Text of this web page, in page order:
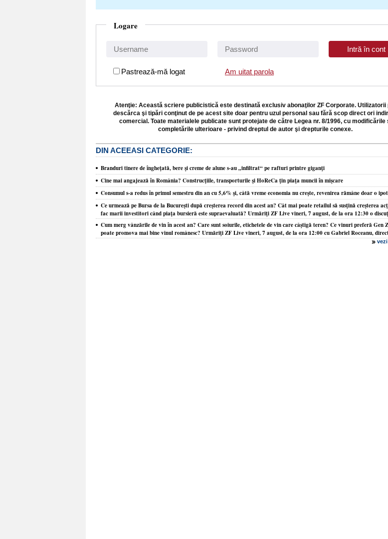
Logare
Pastrează-mă logat Am uitat parola
Atenţie: Această scriere publicistică este destinată exclusiv abonaţilor ZF Corporate. Utilizatorii
descărca şi tipări conţinut de pe acest site doar pentru uzul personal sau fără scop direct ori
comercial. Toate materialele publicate sunt protejate de către Legea nr. 8/1996, cu modificările
completările ulterioare - privind dreptul de autor şi drepturile conexe.
DIN ACEEASI CATEGORIE:
Branduri tinere de îngheţată, bere şi creme de alune s-au „infiltrat“ pe rafturi printre giganţi
Cine mai angajează în România? Construcţiile, transporturile şi HoReCa ţin piaţa muncii în mişcare
Consumul s-a redus în primul semestru din an cu 5,6% şi, câtă vreme economia nu creşte, revenirea rămâne doar o
Ce urmează pe Bursa de la Bucureşti după creşterea record din acest an? Cât mai poate retailul să susţină creşterea
fac marii investitori când piaţa bursieră este supraevaluată? Urmăriţi ZF Live vineri, 7 august, de la ora 12:30 o
Cum merg vânzările de vin în acest an? Care sunt soiurile, etichetele de vin care câştigă teren? Ce vinuri preferă Gen
poate promova mai bine vinul românesc? Urmăriţi ZF Live vineri, 7 august, de la ora 12:00 cu Gabriel Roceanu,